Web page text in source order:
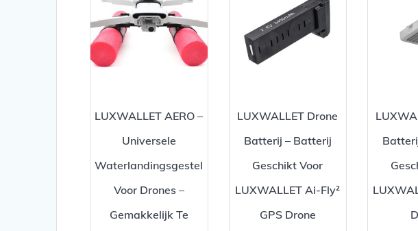
LUXWALLET AERO –
Universele
Waterlandingsgestel
Voor Drones –
Gemakkelijk Te
LUXWALLET Drone
Batterij – Batterij
Geschikt Voor
LUXWALLET Ai-Fly²
GPS Drone